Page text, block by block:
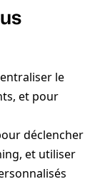
le
et pour
déclencher
et utiliser